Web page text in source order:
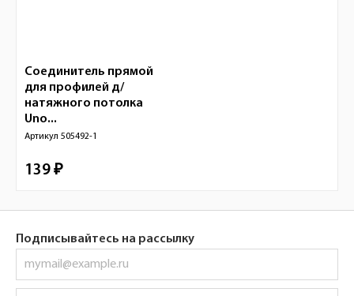
Соединитель прямой
для профилей д/
натяжного потолка
Uno...
Артикул 505492-1
139 ₽
Подписывайтесь на рассылку